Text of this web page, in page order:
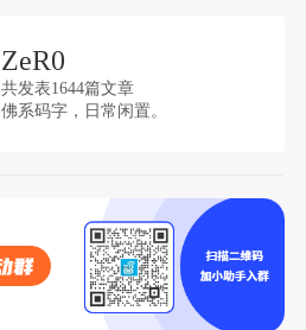
ZeR0
共发表1644篇文章
佛系码字，日常闲置。